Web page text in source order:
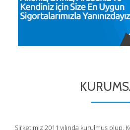
Şirketimiz 2011 yılında kurulmuş olup,